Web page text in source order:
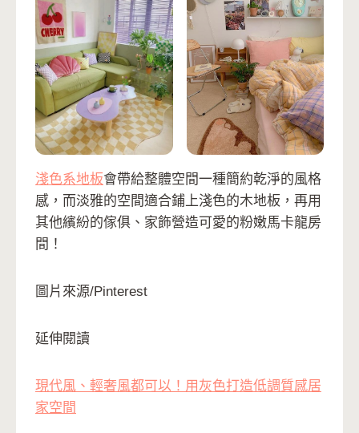
淺色系地板會帶給整體空間一種簡約乾淨的風格
感，而淡雅的空間適合鋪上淺色的木地板，再用
其他繽紛的傢俱、家飾營造可愛的粉嫩馬卡龍房
間！
圖片來源/Pinterest
延伸閱讀
現代風、輕奢風都可以！用灰色打造低調質感居
家空間